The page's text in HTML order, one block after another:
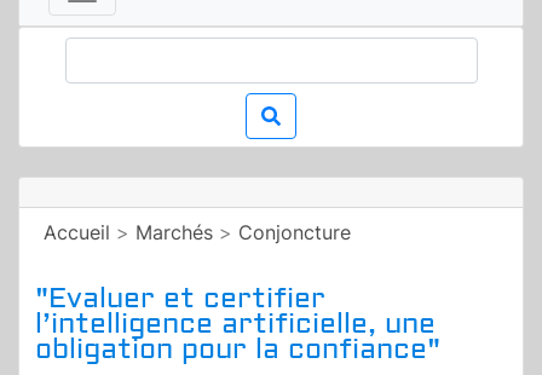
Accueil > Marchés > Conjoncture
"Evaluer et certifier
l’intelligence artificielle, une
obligation pour la confiance"